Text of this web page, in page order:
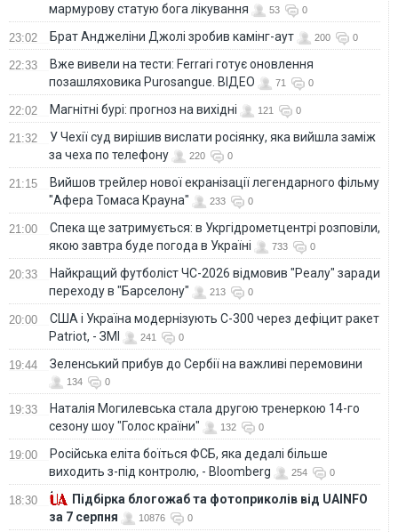
мармурову статую бога лікування
53 0
23:02 Брат Анджеліни Джолі зробив камінг-аут 200 0
22:33
Вже вивели на тести: Ferrari готує оновлення
позашляховика Purosangue. ВІДЕО
71 0
22:02 Магнітні бурі: прогноз на вихідні 121 0
21:32
У Чехії суд вирішив вислати росіянку, яка вийшла заміж
за чеха по телефону
220 0
21:15
Вийшов трейлер нової екранізації легендарного фільму
"Афера Томаса Крауна"
233 0
21:00
Спека ще затримується: в Укргідрометцентрі розповіли,
якою завтра буде погода в Україні
733 0
20:33
Найкращий футболіст ЧС-2026 відмовив "Реалу" заради
переходу в "Барселону"
213 0
20:00
США і Україна модернізують С-300 через дефіцит ракет
Patriot, - ЗМІ
241 0
19:44 Зеленський прибув до Сербії на важливі перемовини
134 0
19:33
Наталія Могилевська стала другою тренеркою 14-го
сезону шоу "Голос країни"
132 0
19:00
Російська еліта боїться ФСБ, яка дедалі більше
виходить з-під контролю, - Bloomberg
254 0
18:30
Підбірка блогожаб та фотоприколів від UAINFO
за 7 серпня
10876 0